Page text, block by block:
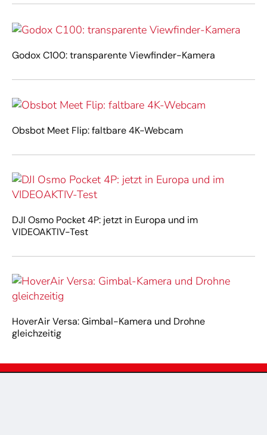
Godox C100: transparente Viewfinder-Kamera
Obsbot Meet Flip: faltbare 4K-Webcam
DJI Osmo Pocket 4P: jetzt in Europa und im
VIDEOAKTIV-Test
HoverAir Versa: Gimbal-Kamera und Drohne
gleichzeitig